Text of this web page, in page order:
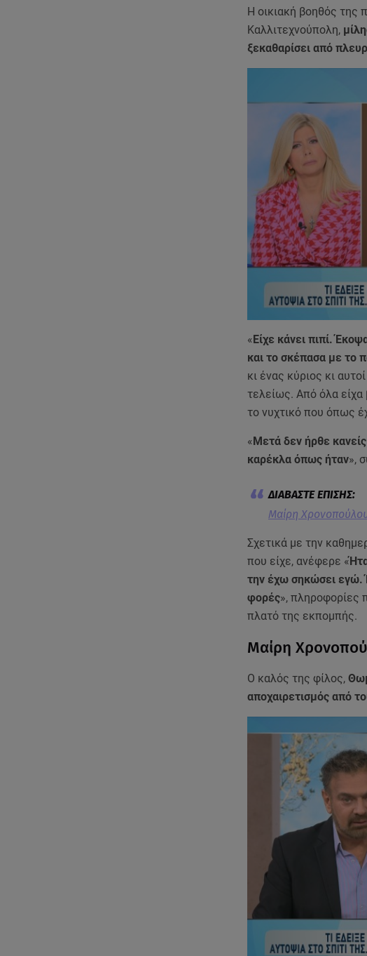
Η οικιακή βοηθός της
Καλλιτεχνούπολη,
ξεκαθαρίσει από
«Είχε κάνει πιπί.
και το σκέπασα με το
κι ένας κύριος κι
τελείως. Από όλα είχα
το νυχτικό που όπως
«Μετά δεν ήρθε
καρέκλα όπως ήταν»,
Μαίρη
Σχετικά με την
που είχε, ανέφερε «
την έχω σηκώσει εγώ.
φορές», πληροφορίες
πλατό της εκπομπής.
Μαίρη
Ο καλός της φίλος,
αποχαιρετισμός από